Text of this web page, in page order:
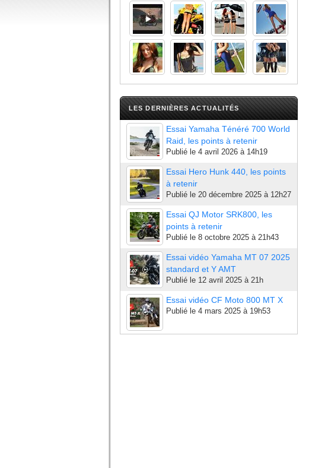
LES DERNIÈRES ACTUALITÉS
Essai Yamaha Ténéré 700 World
Raid, les points à retenir
Publié le 4 avril 2026 à 14h19
Essai Hero Hunk 440, les points
à retenir
Publié le 20 décembre 2025 à 12h27
Essai QJ Motor SRK800, les
points à retenir
Publié le 8 octobre 2025 à 21h43
Essai vidéo Yamaha MT 07 2025
standard et Y AMT
Publié le 12 avril 2025 à 21h
Essai vidéo CF Moto 800 MT X
Publié le 4 mars 2025 à 19h53